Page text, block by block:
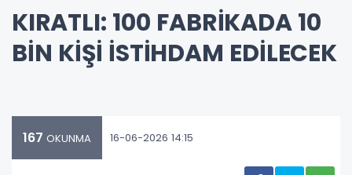
KIRATLI: 100 FABRİKADA 10
BİN KİŞİ İSTİHDAM EDİLECEK
167 OKUNMA 16-06-2026 14:15